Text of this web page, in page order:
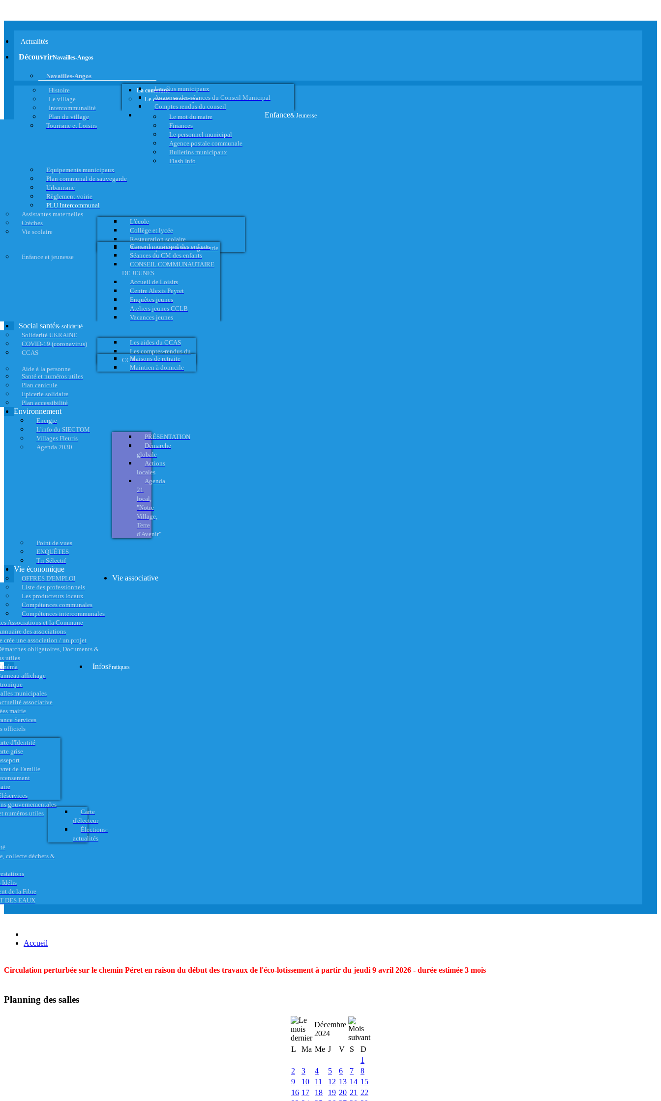
Actualités
DécouvrirNavailles-Angos
Navailles-Angos
Histoire
Le village
Intercommunalité
Plan du village
Tourisme et Loisirs
La commune
Le conseil municipal
Les élus municipaux
Annonce des séances du Conseil Municipal
Comptes rendus du conseil
Le mot du maire
Finances
Le personnel municipal
Agence postale communale
Bulletins municipaux
Flash Info
Equipements municipaux
Plan communal de sauvegarde
Urbanisme
Règlement voirie
PLU Intercommunal
Enfance& Jeunesse
Assistantes maternelles
Crèches
Vie scolaire
L'école
Collège et lycée
Restauration scolaire
Activités périscolaires et garderie
Enfance et jeunesse
Conseil municipal des enfants
Séances du CM des enfants
CONSEIL COMMUNAUTAIRE
DE JEUNES
Accueil de Loisirs
Centre Alexis Peyret
Enquêtes jeunes
Ateliers jeunes CCLB
Vacances jeunes
Social santé& solidarité
Solidarité UKRAINE
COVID-19 (coronavirus)
CCAS
Les aides du CCAS
Les comptes-rendus du
CCAS
Aide à la personne
Maisons de retraite
Maintien à domicile
Santé et numéros utiles
Plan canicule
Epicerie solidaire
Plan accessibilité
Environnement
Energie
L'info du SIECTOM
Villages Fleuris
Agenda 2030
PRÉSENTATION
Démarche
globale
Actions
locales
Agenda
21
local,
"Notre
Village,
Terre
d'Avenir"
Point de vues
ENQUÊTES
Tri Sélectif
Vie économique
OFFRES D'EMPLOI
Liste des professionnels
Les producteurs locaux
Compétences communales
Compétences intercommunales
Vie associative
Associations et la Commune
des associations
crée une association / un projet
obligatoires, Documents &
utiles
affichage
municipales
associative
InfosPratiques
mairie
Services
officiels
d'Identité
grise
de Famille
gouvernementales
numéros utiles
Carte
d'électeur
Élections-
actualités
collecte déchets &
Idélis
de la Fibre
DES EAUX
Accueil
Circulation perturbée sur le chemin Péret en raison du début des travaux de l'éco-lotissement à partir du jeudi 9 avril 2026 - durée estimée 3 mois
Planning des salles
Décembre
2024
L
Ma Me J V S
D
1
2
3 4 5 6 7
8
9
10 11 12 13 14 15
16 17 18 19 20 21 22